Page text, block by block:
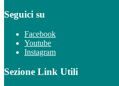
Seguici su
Facebook
Youtube
Instagram
Sezione Link Utili